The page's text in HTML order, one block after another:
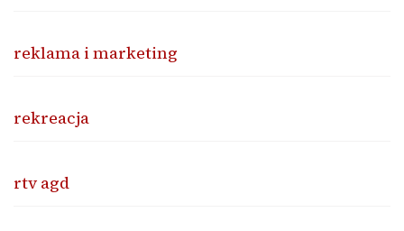
reklama i marketing
rekreacja
rtv agd